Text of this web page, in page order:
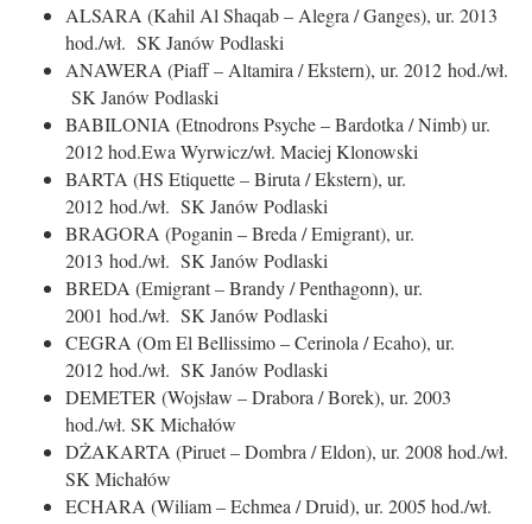
ALSARA (Kahil Al Shaqab – Alegra / Ganges), ur. 2013
hod./wł. SK Janów Podlaski
ANAWERA (Piaff – Altamira / Ekstern), ur. 2012 hod./wł.
SK Janów Podlaski
BABILONIA (Etnodrons Psyche – Bardotka / Nimb) ur.
2012 hod.Ewa Wyrwicz/wł. Maciej Klonowski
BARTA (HS Etiquette – Biruta / Ekstern), ur.
2012 hod./wł. SK Janów Podlaski
BRAGORA (Poganin – Breda / Emigrant), ur.
2013 hod./wł. SK Janów Podlaski
BREDA (Emigrant – Brandy / Penthagonn), ur.
2001 hod./wł. SK Janów Podlaski
CEGRA (Om El Bellissimo – Cerinola / Ecaho), ur.
2012 hod./wł. SK Janów Podlaski
DEMETER (Wojsław – Drabora / Borek), ur. 2003
hod./wł. SK Michałów
DŻAKARTA (Piruet – Dombra / Eldon), ur. 2008 hod./wł.
SK Michałów
ECHARA (Wiliam – Echmea / Druid), ur. 2005 hod./wł.